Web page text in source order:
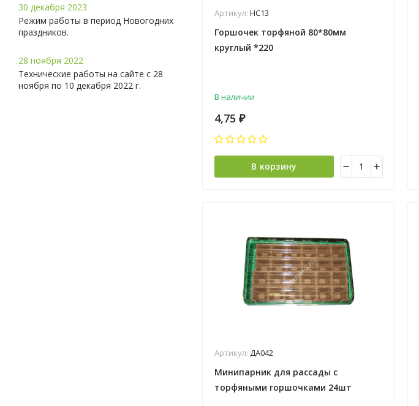
30 декабря 2023
Режим работы в период Новогодних
праздников.
28 ноября 2022
Технические работы на сайте с 28
ноября по 10 декабря 2022 г.
Артикул: НС13
Горшочек торфяной 80*80мм
круглый *220
В наличии
4,75 ₽
В корзину
Артикул: ДА042
Минипарник для рассады с
торфяными горшочками 24шт